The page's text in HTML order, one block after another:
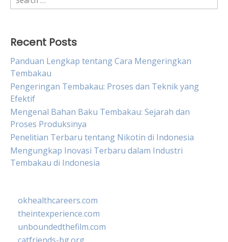
for:
Recent Posts
Panduan Lengkap tentang Cara Mengeringkan
Tembakau
Pengeringan Tembakau: Proses dan Teknik yang
Efektif
Mengenal Bahan Baku Tembakau: Sejarah dan
Proses Produksinya
Penelitian Terbaru tentang Nikotin di Indonesia
Mengungkap Inovasi Terbaru dalam Industri
Tembakau di Indonesia
okhealthcareers.com
theintexperience.com
unboundedthefilm.com